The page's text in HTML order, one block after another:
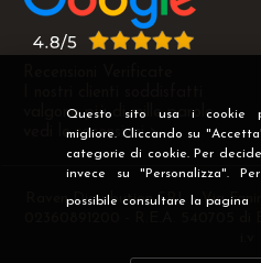
Questo sito usa i cookie
migliore. Cliccando su
categorie di cookie. Per
invece su "Personalizza".
possibile consultare la pagina
valgono più di mille parole
vedi le recensioni >
Raven Distribution SRL - Via